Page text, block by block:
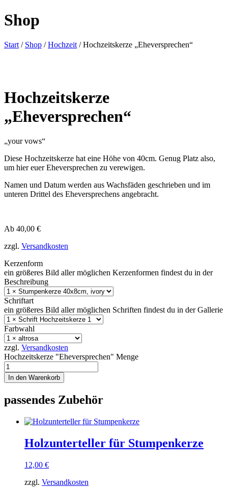
Shop
Start / Shop /Hochzeit / Hochzeitskerze „Eheversprechen“
Hochzeitskerze
„Eheversprechen“
„your vows“
Diese Hochzeitskerze hat eine Höhe von 40cm. Genug Platz also,
um hier euer Eheversprechen zu verewigen.
Namen und Datum werden aus Wachsfäden geschrieben und im
unteren Drittel des Eheversprechens angebracht.
Ab 40,00 €
zzgl. Versandkosten
Kerzenform
ein größeres Bild aller möglichen Kerzenformen findest du in der
Beschreibung
Schriftart
ein größeres Bild aller möglichen Schriften findest du in der Gallerie
Farbwahl
zzgl. Versandkosten
Hochzeitskerze "Eheversprechen" Menge
In den Warenkorb
passendes Zubehör
Holzunterteller für Stumpenkerze
12,00 €
zzgl. Versandkosten